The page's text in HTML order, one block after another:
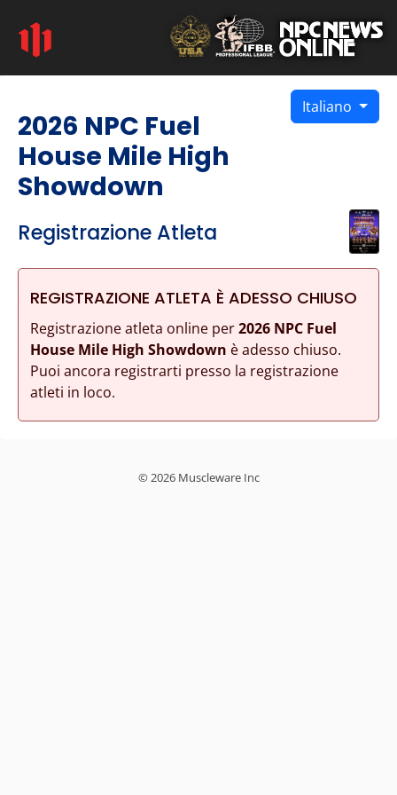
Italiano
2026 NPC Fuel
House Mile High
Showdown
Registrazione Atleta
REGISTRAZIONE ATLETA È ADESSO CHIUSO
Registrazione atleta online per2026 NPC Fuel
House Mile High Showdown è adesso chiuso.
Puoi ancora registrarti presso la registrazione
atleti in loco.
© 2026 Muscleware Inc